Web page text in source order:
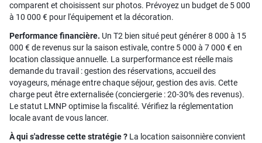
comparent et choisissent sur photos. Prévoyez un budget de 5 000
à 10 000 € pour l'équipement et la décoration.
Performance financière. Un T2 bien situé peut générer 8 000 à 15
000 € de revenus sur la saison estivale, contre 5 000 à 7 000 € en
location classique annuelle. La surperformance est réelle mais
demande du travail : gestion des réservations, accueil des
voyageurs, ménage entre chaque séjour, gestion des avis. Cette
charge peut être externalisée (conciergerie : 20-30% des revenus).
Le statut LMNP optimise la fiscalité. Vérifiez la réglementation
locale avant de vous lancer.
À qui s'adresse cette stratégie ? La location saisonnière convient